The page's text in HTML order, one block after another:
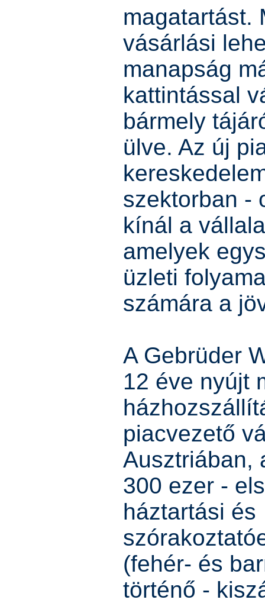
magatartást.
vásárlási
manapság
kattintással
bármely
ülve. Az új
szektorban -
kínál a
amelyek
üzleti
számára a
A Gebrüder
12 éve nyújt
piacvezető
Ausztriában,
300 ezer -
háztartási és
(fehér- és
történő -